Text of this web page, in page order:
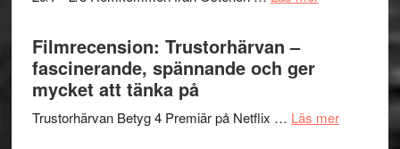
hjärtevarm
–
Filmrecension: Trustorhärvan –
fascinerande, spännande och ger
mycket att tänka på
Trustorhärvan Betyg 4 Premiär på Netflix … Läs merom